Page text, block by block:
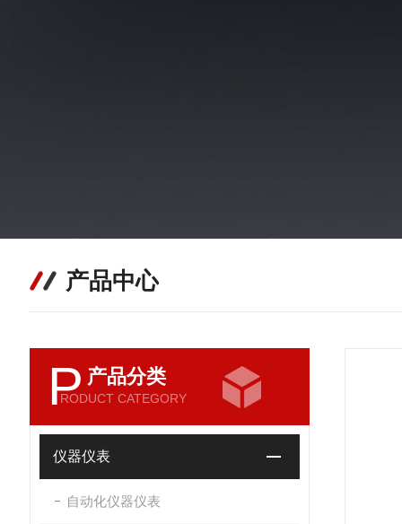
产品中心
P 产品分类
RODUCT CATEGORY
仪器仪表
自动化仪器仪表